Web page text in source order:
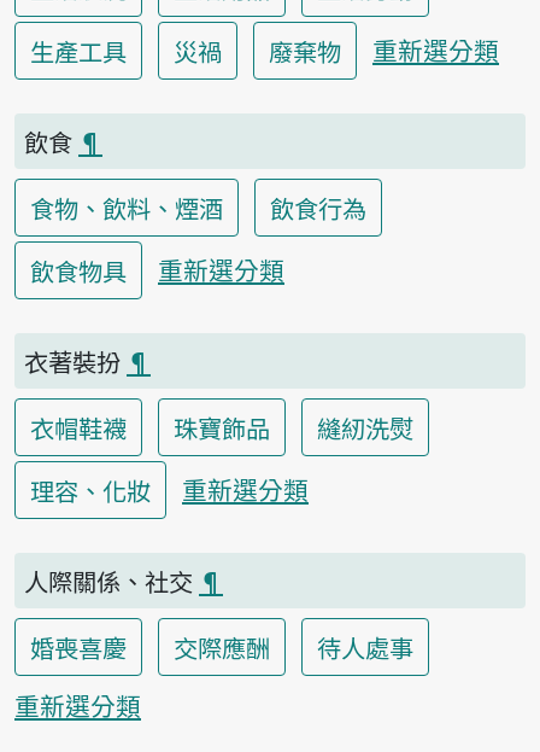
生產工具
災禍 廢棄物 重新選分類
飲食 ¶
食物、飲料、煙酒
飲食行為
飲食物具
重新選分類
衣著裝扮 ¶
衣帽鞋襪
珠寶飾品
縫紉洗熨
理容、化妝
重新選分類
人際關係、社交 ¶
婚喪喜慶
交際應酬
待人處事
重新選分類